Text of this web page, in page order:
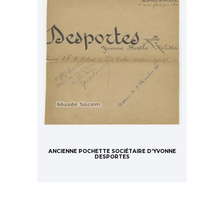
ANCIENNE POCHETTE SOCIÉTAIRE D'YVONNE
DESPORTES